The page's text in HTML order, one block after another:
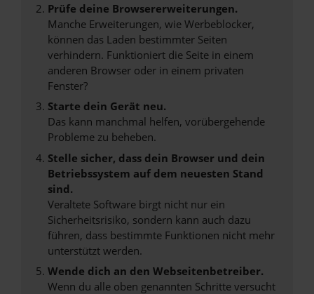
Prüfe deine Browsererweiterungen.
Manche Erweiterungen, wie Werbeblocker,
können das Laden bestimmter Seiten
verhindern. Funktioniert die Seite in einem
anderen Browser oder in einem privaten
Fenster?
Starte dein Gerät neu.
Das kann manchmal helfen, vorübergehende
Probleme zu beheben.
Stelle sicher, dass dein Browser und dein
Betriebssystem auf dem neuesten Stand
sind.
Veraltete Software birgt nicht nur ein
Sicherheitsrisiko, sondern kann auch dazu
führen, dass bestimmte Funktionen nicht mehr
unterstützt werden.
Wende dich an den Webseitenbetreiber.
Wenn du alle oben genannten Schritte versucht